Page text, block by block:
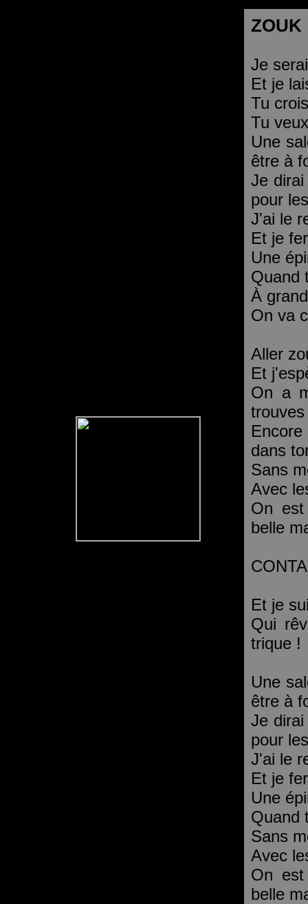
ZOUK
Je
Et je
Tu
Tu
Une
être à
Je
pour
J'ai le
Et je
Une
Quand
À
On va
Aller
Et
On a
dans
Sans
Avec
On
belle
Et je
Qui
trique !
Une
être à
Je
pour
J'ai le
Et je
Une
Quand
Sans
Avec
On
belle